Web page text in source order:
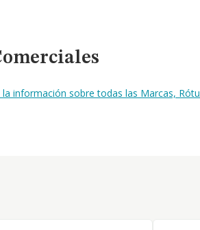
información sobre todas las Marcas,